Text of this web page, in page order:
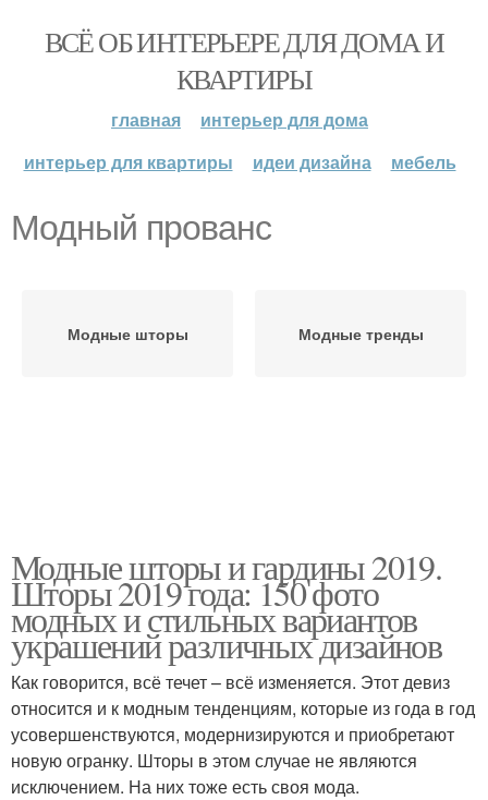
ВСЁ ОБ ИНТЕРЬЕРЕ ДЛЯ ДОМА И
КВАРТИРЫ
главная
интерьер для дома
интерьер для квартиры
идеи дизайна мебель
Модный прованс
Модные шторы Модные тренды
Модные шторы и гардины 2019.
Шторы 2019 года: 150 фото
модных и стильных вариантов
украшений различных дизайнов
Как говорится, всё течет – всё изменяется. Этот девиз
относится и к модным тенденциям, которые из года в год
усовершенствуются, модернизируются и приобретают
новую огранку. Шторы в этом случае не являются
исключением. На них тоже есть своя мода.